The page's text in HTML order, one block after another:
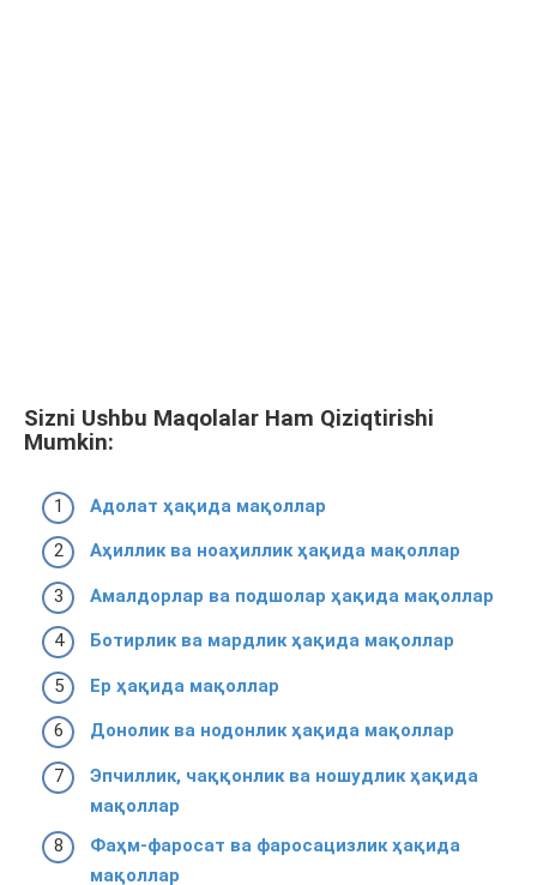
Sizni Ushbu Maqolalar Ham Qiziqtirishi
Mumkin:
Адолат ҳақида мақоллар
Аҳиллик ва ноаҳиллик ҳақида мақоллар
Амалдорлар ва подшолар ҳақида мақоллар
Ботирлик ва мардлик ҳақида мақоллар
Ер ҳақида мақоллар
Донолик ва нодонлик ҳақида мақоллар
Эпчиллик, чаққонлик ва ношудлик ҳақида
мақоллар
Фаҳм-фаросат ва фаросацизлик ҳақида
мақоллар